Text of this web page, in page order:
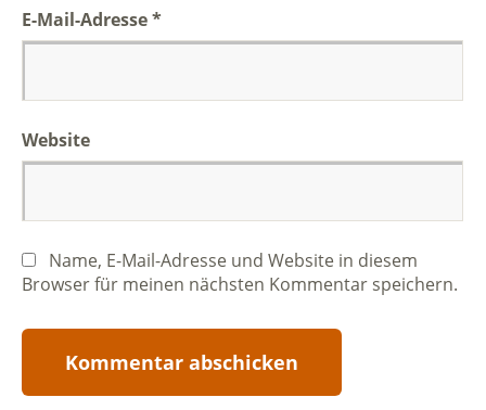
E-Mail-Adresse*
Website
Name, E-Mail-Adresse und Website in diesem
Browser für meinen nächsten Kommentar speichern.